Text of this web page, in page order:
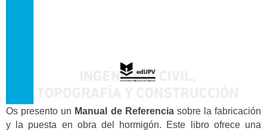
Os presento un Manual de Referenciasobre la fabricación
y la puesta en obra del hormigón. Este libro ofrece una